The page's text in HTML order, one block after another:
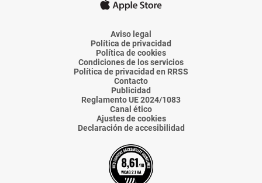
Voz
Almería
Voz
Almería
Voz
Almería
Voz
Almería
Voz
Aviso legal
Política de privacidad
Política de cookies
Condiciones de los servicios
Política de privacidad en RRSS
Contacto
Publicidad
Reglamento UE 2024/1083
Canal ético
Ajustes de cookies
Declaración de accesibilidad